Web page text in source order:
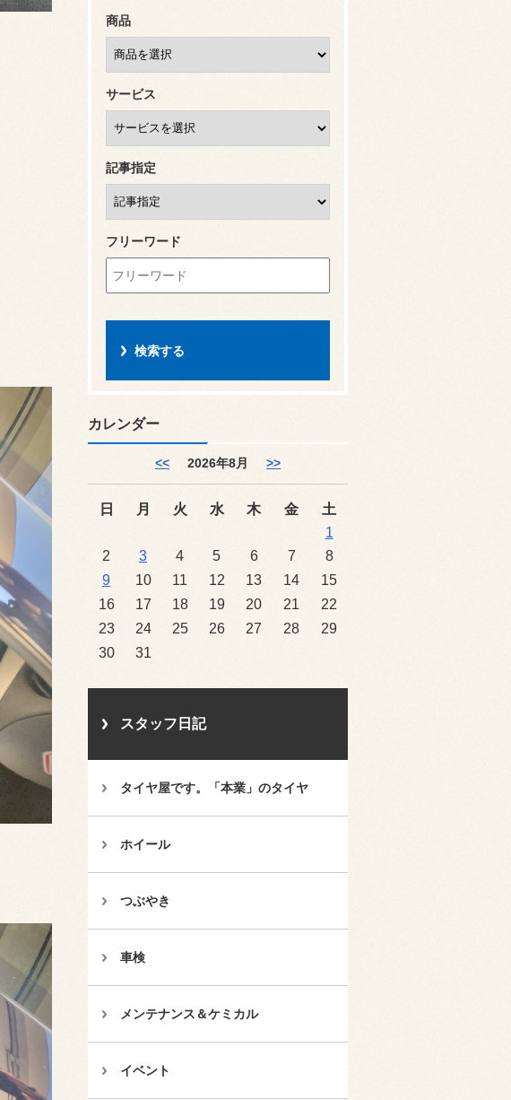
商品
サービス
記事指定
フリーワード
カレンダー
<< 2026年8月 >>
日 月 火 水 木 金
土
1
2
3 4 5 6 7
8
9
10 11 12 13 14
15
16
17 18 19 20 21
22
23
24 25 26 27 28
29
30
31
スタッフ日記
タイヤ屋です。「本業」のタイヤ
ホイール
つぶやき
車検
メンテナンス＆ケミカル
イベント